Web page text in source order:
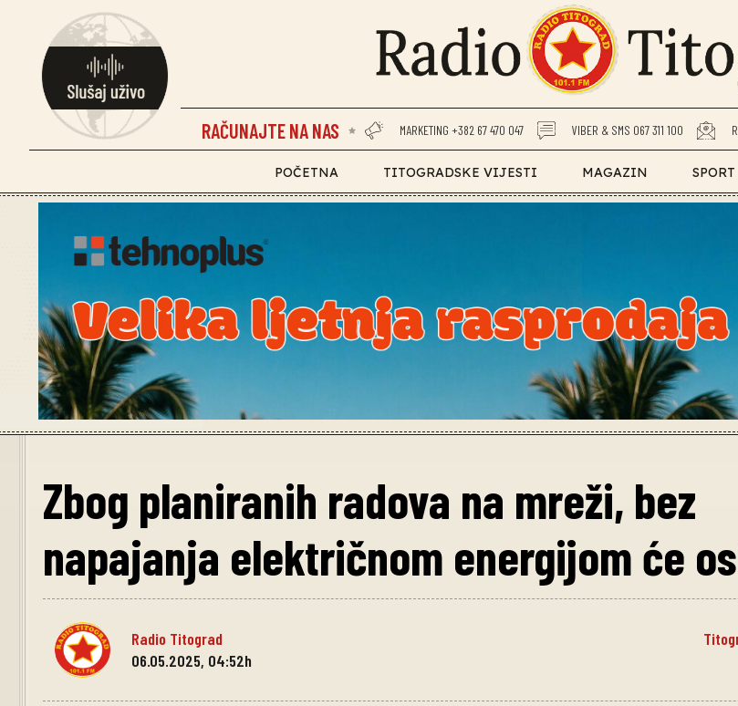
RAČUNAJTE NA NAS MARKETING +382 67 470 047 VIBER & SMS 067 311 100
POČETNA TITOGRADSKE VIJESTI MAGAZIN SPORT
Zbog planiranih radova na mreži, bez
napajanja električnom energijom će
Radio Titograd
06.05.2025, 04:52h